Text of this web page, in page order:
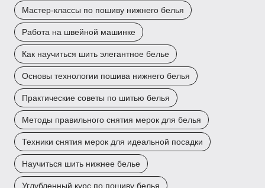
Мастер-классы по пошиву нижнего белья
Работа на швейной машинке
Как научиться шить элегантное белье
Основы технологии пошива нижнего белья
Практические советы по шитью белья
Методы правильного снятия мерок для белья
Техники снятия мерок для идеальной посадки
Научиться шить нижнее белье
Углубленный курс по пошиву белья